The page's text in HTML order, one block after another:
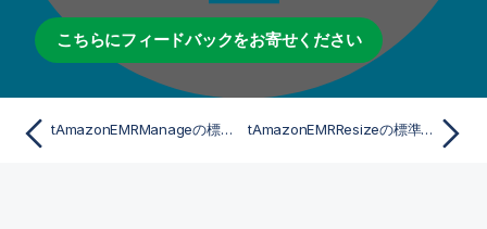
こちらにフィードバックをお寄せください
tAmazonEMRManageの標準プロパティ tAmazonEMRResizeの標準プロパティ